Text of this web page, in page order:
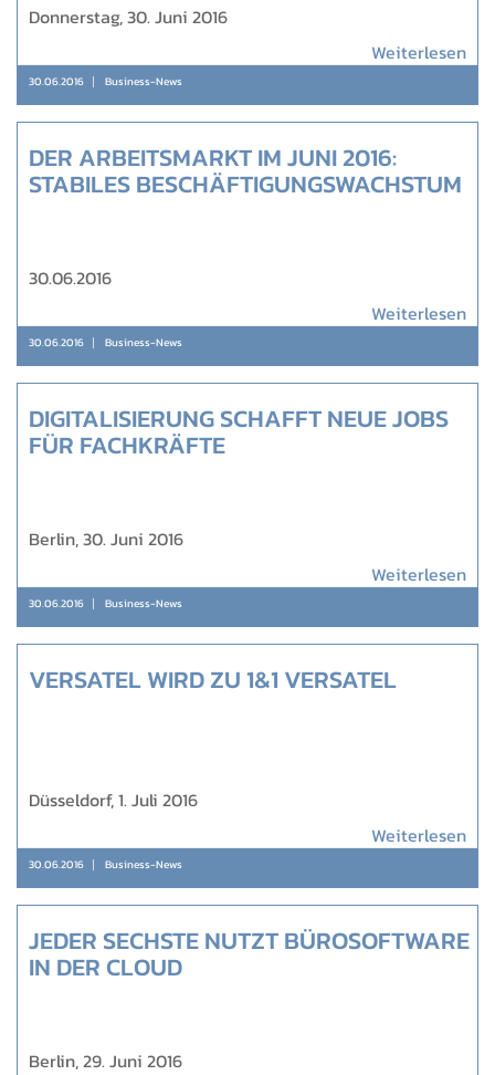
Donnerstag, 30. Juni 2016
Weiterlesen
30.06.2016 Business-News
DER ARBEITSMARKT IM JUNI 2016:
STABILES BESCHÄFTIGUNGSWACHSTUM
30.06.2016
Weiterlesen
30.06.2016 Business-News
DIGITALISIERUNG SCHAFFT NEUE JOBS
FÜR FACHKRÄFTE
Berlin, 30. Juni 2016
Weiterlesen
30.06.2016 Business-News
VERSATEL WIRD ZU 1&1 VERSATEL
Düsseldorf, 1. Juli 2016
Weiterlesen
30.06.2016 Business-News
JEDER SECHSTE NUTZT BÜROSOFTWARE
IN DER CLOUD
Berlin, 29. Juni 2016